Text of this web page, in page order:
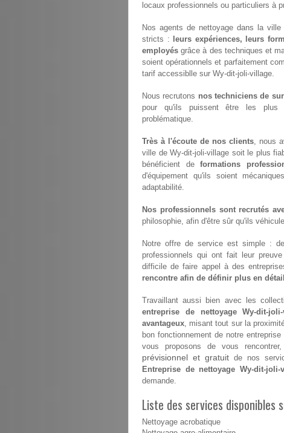
locaux professionnels ou particuliers à
Nos agents de nettoyage dans la
stricts :
leurs expériences, leurs
employés grâce à des techniques et
soient opérationnels et parfaitement
tarif accessiblle sur Wy-dit-joli-village.
Nous recrutons nos techniciens de
pour qu'ils puissent être les plus
problématique.
Très à l'écoute de nos clients, nous
ville de Wy-dit-joli-village soit le plus
bénéficient deformations
d'équipement qu'ils soient
adaptabilité.
Nos professionnels sont recrutés
philosophie, afin d'être sûr qu'ils
Notre offre de service est simple :
professionnels qui ont fait leur
difficile de faire appel à des
rencontre afin de définir plus en
Travaillant aussi bien avec les
entreprise de nettoyage Wy-dit-joli-
avantageux, misant tout sur la
bon fonctionnement de notre entreprise
vous proposons de vous
prévisionnel et gratuit de nos
Entreprise de nettoyage Wy-dit-joli-
demande.
Liste des services disponibles
Nettoyage acrobatique